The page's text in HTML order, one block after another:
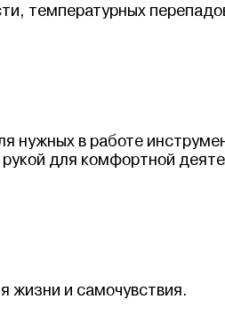
температурных
нужных в работе
для комфортной
жизни и самочувствия.